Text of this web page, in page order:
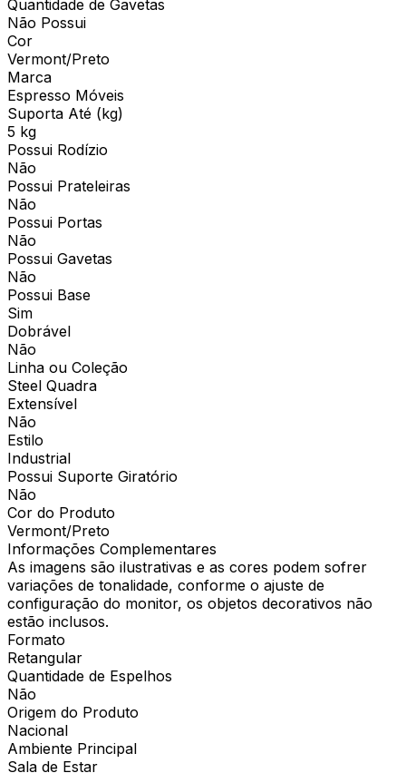
Quantidade de Gavetas
Não Possui
Cor
Vermont/Preto
Marca
Espresso Móveis
Suporta Até (kg)
5 kg
Possui Rodízio
Não
Possui Prateleiras
Não
Possui Portas
Não
Possui Gavetas
Não
Possui Base
Sim
Dobrável
Não
Linha ou Coleção
Steel Quadra
Extensível
Não
Estilo
Industrial
Possui Suporte Giratório
Não
Cor do Produto
Vermont/Preto
Informações Complementares
As imagens são ilustrativas e as cores podem sofrer
variações de tonalidade, conforme o ajuste de
configuração do monitor, os objetos decorativos não
estão inclusos.
Formato
Retangular
Quantidade de Espelhos
Não
Origem do Produto
Nacional
Ambiente Principal
Sala de Estar